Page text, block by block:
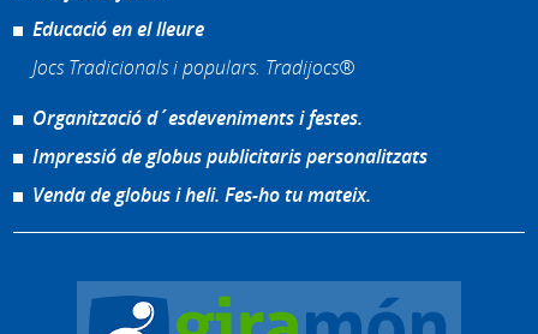
Educació en el lleure
Jocs Tradicionals i populars. Tradijocs®
Organització d´esdeveniments i festes.
Impressió de globus publicitaris personalitzats
Venda de globus i heli. Fes-ho tu mateix.